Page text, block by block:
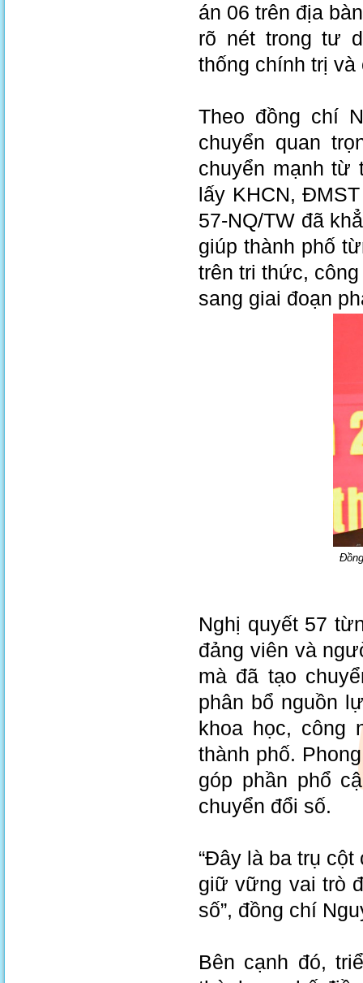
án 06 trên địa
rõ nét trong tư
thống chính trị
Theo đồng chí
chuyển quan
chuyển mạnh từ
lấy KHCN,
57-NQ/TW đã
giúp thành phố
trên tri thức,
sang giai đoạn
Nghị quyết 57
đảng viên và
mà đã tạo
phân bổ nguồn
khoa học, công
thành phố.
góp phần phổ
chuyển đổi số.
“Đây là ba trụ
giữ vững vai trò
số”, đồng chí
Bên cạnh đó,